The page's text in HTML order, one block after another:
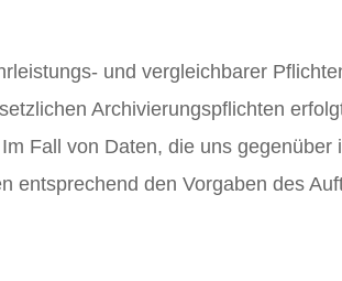
und vergleichbarer
Archivierungspflichten
Fall von Daten, die uns
entsprechend den Vorgaben des